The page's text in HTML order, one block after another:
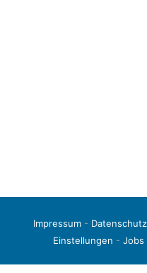
Impressum-
Einstellungen - Jobs